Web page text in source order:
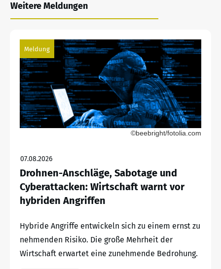
Weitere Meldungen
Meldung
©beebright/fotolia.com
07.08.2026
Drohnen-Anschläge, Sabotage und
Cyberattacken: Wirtschaft warnt vor
hybriden Angriffen
Hybride Angriffe entwickeln sich zu einem ernst zu
nehmenden Risiko. Die große Mehrheit der
Wirtschaft erwartet eine zunehmende Bedrohung.